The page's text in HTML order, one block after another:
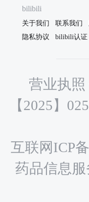
bilibili
关于我们 联系我们
隐私协议
bilibili认证
营业执照
【2025】
互联网ICP
药品信息